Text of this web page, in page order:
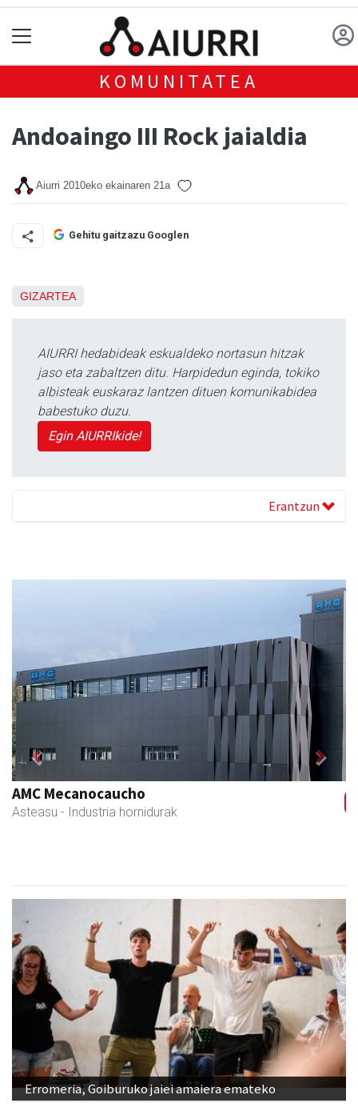
KOMUNITATEA
Andoaingo III Rock jaialdia
Aiurri 2010eko ekainaren 21a
Gehitu gaitzazu Googlen
GIZARTEA
AIURRI hedabideak eskualdeko nortasun hitzak
jaso eta zabaltzen ditu. Harpidedun eginda, tokiko
albisteak euskaraz lantzen dituen komunikabidea
babestuko duzu.
Egin AIURRIkide!
Erantzun
AMC Mecanocaucho
Asteasu - Industria hornidurak
Previous Next
Erromeria, Goiburuko jaiei amaiera emateko